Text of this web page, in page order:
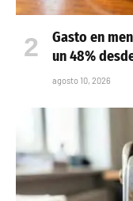
Gasto en
un 48%
agosto 10, 2026